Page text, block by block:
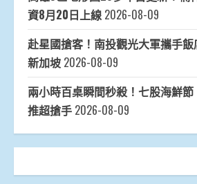
資8月20日上線 2026-08-09
赴星國搶客！南投觀光大軍攜手
新加坡 2026-08-09
兩小時百桌瞬間秒殺！七股海鮮
推超搶手 2026-08-09